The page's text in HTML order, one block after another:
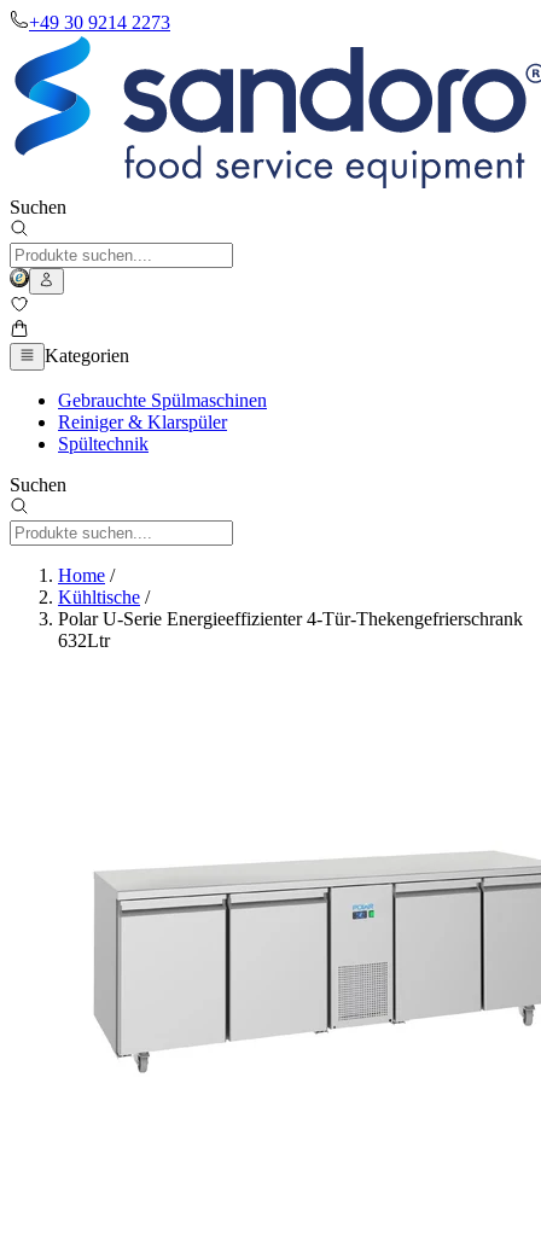
+49 30 9214 2273
Suchen
Kategorien
Gebrauchte Spülmaschinen
Reiniger & Klarspüler
Spültechnik
Suchen
Home /
Kühltische /
Polar U-Serie Energieeffizienter 4-Tür-Thekengefrierschrank
632Ltr